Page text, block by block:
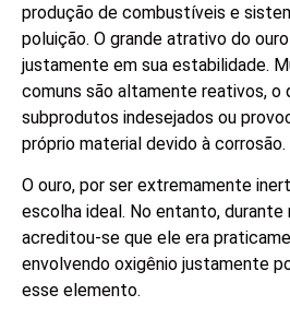
produção de combustíveis e
poluição. O grande atrativo do
justamente em sua estabilidade.
comuns são altamente reativos, o
subprodutos indesejados ou
próprio material devido à corrosão.
O ouro, por ser extremamente
escolha ideal. No entanto,
acreditou-se que ele era
envolvendo oxigênio justamente
esse elemento.